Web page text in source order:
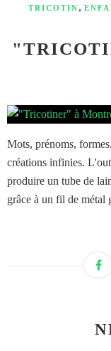
TRICOTIN ,
Mots, prénoms,
créations infinies.
produire un tube de
grâce à un fil de métal